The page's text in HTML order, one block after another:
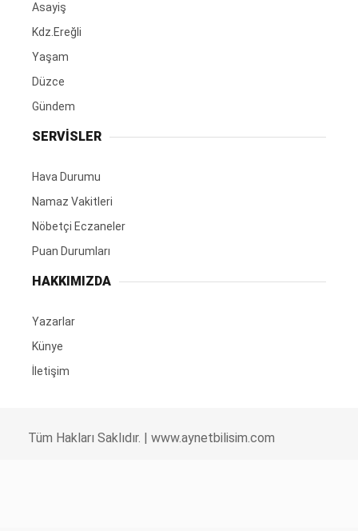
Asayiş
Kdz.Ereğli
Yaşam
Düzce
Gündem
SERVİSLER
Hava Durumu
Namaz Vakitleri
Nöbetçi Eczaneler
Puan Durumları
HAKKIMIZDA
Yazarlar
Künye
İletişim
Tüm Hakları Saklıdır. | www.aynetbilisim.com